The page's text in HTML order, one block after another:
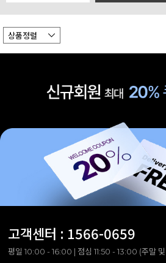
고객센터 : 1566-0659
평일 10:00 - 16:00 | 점심 11:50 - 13:00 (주말